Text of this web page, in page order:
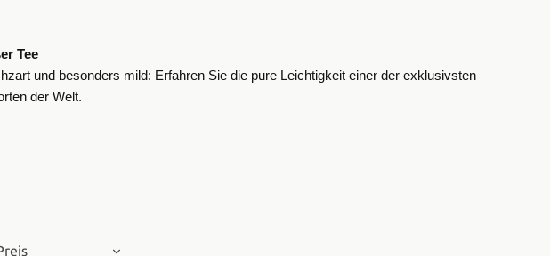
Tee
und besonders mild: Erfahren Sie die pure Leichtigkeit einer der exklusivsten
der Welt.